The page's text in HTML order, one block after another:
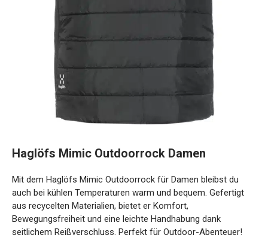
auch bei kühlen Temperaturen warm und bequem. Gefertigt
aus recycelten Materialien, bietet er Komfort,
Bewegungsfreiheit und eine leichte Handhabung dank
seitlichem Reißverschluss. Perfekt für Outdoor-Abenteuer!